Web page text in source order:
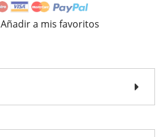
Añadir a mis favoritos